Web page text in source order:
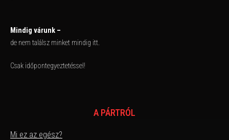
Mindig várunk –
de nem találsz minket mindig itt.
Csak időpontegyeztetéssel!
A PÁRTRÓL
Mi ez az egész?